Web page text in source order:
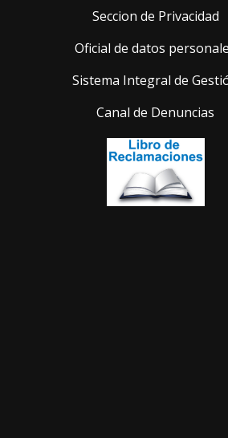
Seccion de Privacidad
Oficial de datos
Sistema Integral de
Canal de Denuncias